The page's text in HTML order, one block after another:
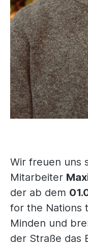
Wir freuen uns
Mitarbeiter
der ab dem
for the Nations
Minden und
der Straße das